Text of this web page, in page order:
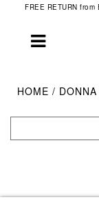
FREE RETURN from
HOME DONNA